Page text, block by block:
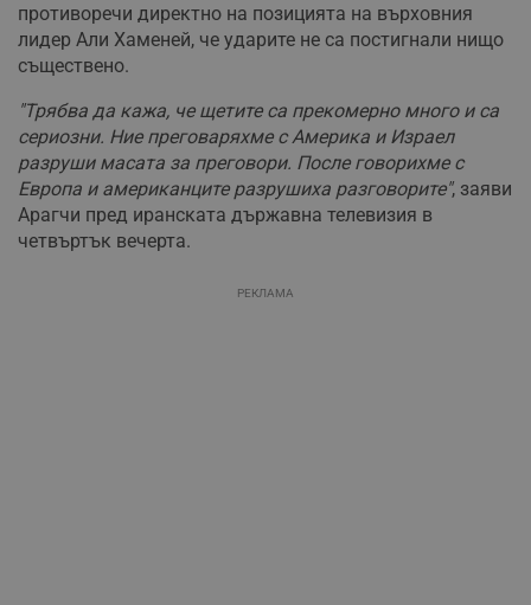
противоречи директно на позицията на върховния
лидер Али Хаменей, че ударите не са постигнали нищо
съществено.
"Трябва да кажа, че щетите са прекомерно много и са
сериозни. Ние преговаряхме с Америка и Израел
разруши масата за преговори. После говорихме с
Европа и американците разрушиха разговорите", заяви
Арагчи пред иранската държавна телевизия в
четвъртък вечерта.
РЕКЛАМА